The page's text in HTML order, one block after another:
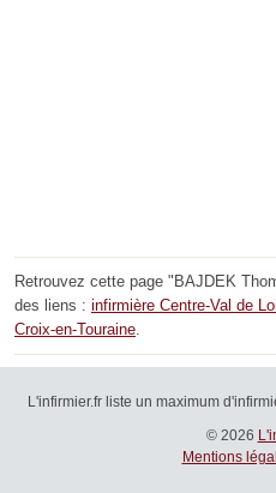
Retrouvez cette page "BAJDEK
des liens : infirmière Centre-Val de
Croix-en-Touraine
L'infirmier.fr liste un maximum
© 2026
Mentions